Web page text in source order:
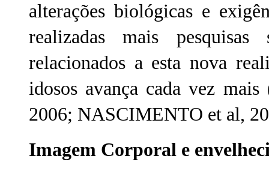
alterações biológicas e
realizadas mais pesquisas
relacionados a esta nova
idosos avança cada vez
2006; NASCIMENTO et al,
Imagem Corporal e